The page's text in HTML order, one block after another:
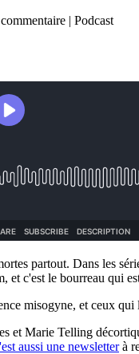
| Podcast
partout. Dans les
et c'est le bourreau qui
misogyne, et ceux qui
et Marie Telling
aussi une newsletterà